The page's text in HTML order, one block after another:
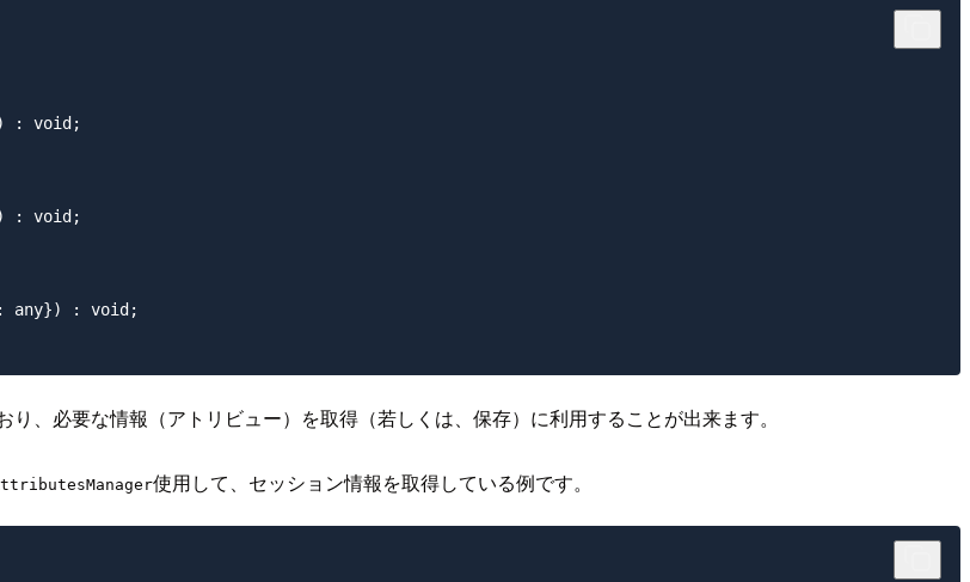
: void;
: void;
any}) : void;
、必要な情報（アトリビュー）を取得（若しくは、保存）に利用することが出来ます。
使用して、セッション情報を取得している例です。